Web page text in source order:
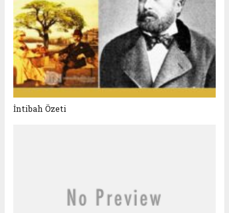
İntibah Özeti